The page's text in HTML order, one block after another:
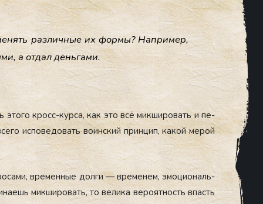
раз­личные их фор­мы? Нап­ри­мер,
а от­дал день­га­ми.
кросс-кур­са, как это всё мик­ши­ровать и пе­
ис­по­ведо­вать во­ин­ский прин­цип, ка­кой ме­рой
вре­мен­ные дол­ги — вре­менем, эмо­ци­ональ­
мик­ши­ровать, то ве­лика ве­ро­ят­ность впасть